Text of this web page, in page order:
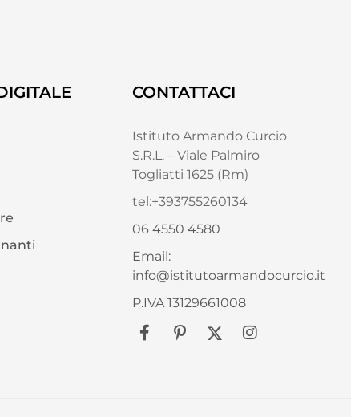
CONTATTACI
Istituto Armando Curcio
S.R.L. – Viale Palmiro
Togliatti 1625 (Rm)
tel:+393755260134
06 4550 4580
Email:
info@istitutoarmandocurcio.it
P.IVA 13129661008